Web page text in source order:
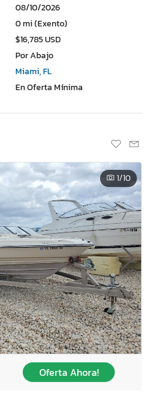
08/10/2026
0 mi (Exento)
$16,785 USD
Por Abajo
Miami, FL
En Oferta Mínima
1/10
Oferta Ahora!